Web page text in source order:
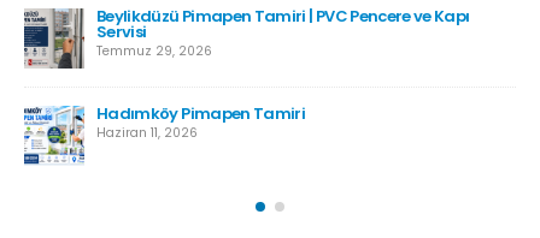
Beylikdüzü Pimapen Tamiri | PVC Pencere ve Kapı
Servisi
Temmuz 29, 2026
Hadımköy Pimapen Tamiri
Haziran 11, 2026